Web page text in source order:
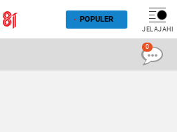
POPULER
JELAJAHI
0